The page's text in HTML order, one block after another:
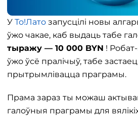
У То!Лато запусцілі новы
ўжо чакае, каб выдаць табе
тыражу — 10 000 BYN !
ўжо ўсё пралічыў, табе
прытрымлівацца праграмы.
Прама зараз ты можаш
галоўныя праграмы для